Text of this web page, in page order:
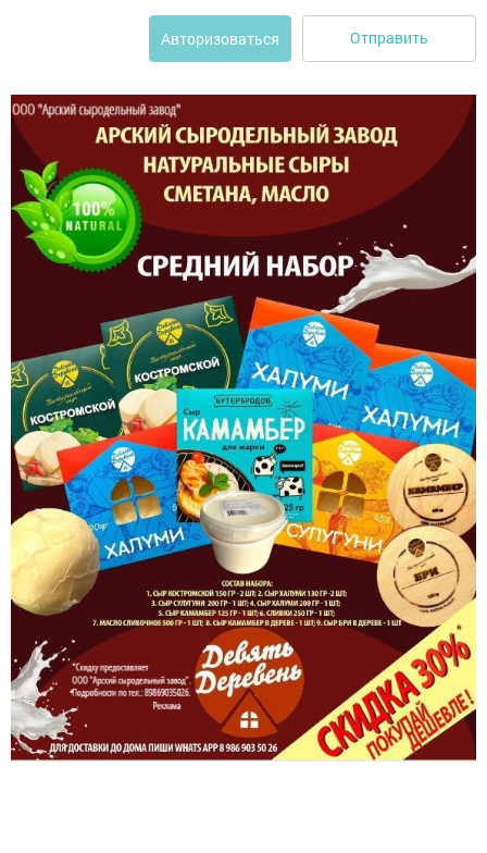
Авторизоваться Отправить